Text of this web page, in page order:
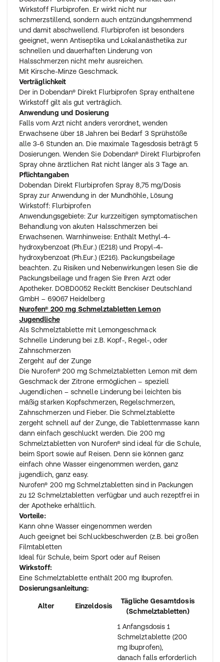
Wirkstoff Flurbiprofen. Er wirkt nicht nur
schmerzstillend, sondern auch entzündungshemmend
und damit abschwellend. Flurbiprofen ist besonders
geeignet, wenn Antiseptika und Lokalanästhetika zur
schnellen und dauerhaften Linderung von
Halsschmerzen nicht mehr ausreichen.
Mit Kirsche-Minze Geschmack.
Verträglichkeit
Der in Dobendan® Direkt Flurbiprofen Spray enthaltene
Wirkstoff gilt als gut verträglich.
Anwendung und Dosierung
Falls vom Arzt nicht anders verordnet, wenden
Erwachsene über 18 Jahren bei Bedarf 3 Sprühstöße
alle 3-6 Stunden an. Die maximale Tagesdosis beträgt 5
Dosierungen. Wenden Sie Dobendan® Direkt Flurbiprofen
Spray ohne ärztlichen Rat nicht länger als 3 Tage an.
Pflichtangaben
Dobendan Direkt Flurbiprofen Spray 8,75 mg/Dosis
Spray zur Anwendung in der Mundhöhle, Lösung
Wirkstoff: Flurbiprofen
Anwendungsgebiete: Zur kurzzeitigen symptomatischen
Behandlung von akuten Halsschmerzen bei
Erwachsenen. Warnhinweise: Enthält Methyl-4-
hydroxybenzoat (Ph.Eur.) (E218) und Propyl-4-
hydroxybenzoat (Ph.Eur.) (E216). Packungsbeilage
beachten. Zu Risiken und Nebenwirkungen lesen Sie die
Packungsbeilage und fragen Sie Ihren Arzt oder
Apotheker. DOBD0052 Reckitt Benckiser Deutschland
GmbH – 69067 Heidelberg
Nurofen® 200 mg Schmelztabletten Lemon
Jugendliche
Als Schmelztablette mit Lemongeschmack
Schnelle Linderung bei z.B. Kopf-, Regel-, oder
Zahnschmerzen
Zergeht auf der Zunge
Die Nurofen® 200 mg Schmelztabletten Lemon mit dem
Geschmack der Zitrone ermöglichen – speziell
Jugendlichen – schnelle Linderung bei leichten bis
mäßig starken Kopfschmerzen, Regelschmerzen,
Zahnschmerzen und Fieber. Die Schmelztablette
zergeht schnell auf der Zunge, die Tablettenmasse kann
dann einfach geschluckt werden. Die 200 mg
Schmelztabletten von Nurofen® sind ideal für die Schule,
beim Sport sowie auf Reisen. Denn sie können ganz
einfach ohne Wasser eingenommen werden, ganz
jugendlich, ganz easy.
Nurofen® 200 mg Schmelztabletten sind in Packungen
zu 12 Schmelztabletten verfügbar und auch rezeptfrei in
der Apotheke erhältlich.
Vorteile:
Kann ohne Wasser eingenommen werden
Auch geeignet bei Schluckbeschwerden (z.B. bei großen
Filmtabletten
Ideal für Schule, beim Sport oder auf Reisen
Wirkstoff:
Eine Schmelztablette enthält 200 mg Ibuprofen.
Dosierungsanleitung:
Alter Einzeldosis
Tägliche Gesamtdosis
(Schmelztabletten)
1 Anfangsdosis 1
Schmelztablette (200
mg Ibuprofen),
danach falls erforderlich